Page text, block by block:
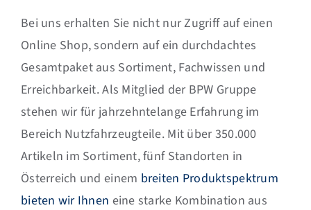
Bei uns erhalten Sie nicht nur Zugriff auf einen
Online Shop, sondern auf ein durchdachtes
Gesamtpaket aus Sortiment, Fachwissen und
Erreichbarkeit. Als Mitglied der BPW Gruppe
stehen wir für jahrzehntelange Erfahrung im
Bereich Nutzfahrzeugteile. Mit über 350.000
Artikeln im Sortiment, fünf Standorten in
Österreich und einem breiten Produktspektrum
bieten wir Ihnen eine starke Kombination aus